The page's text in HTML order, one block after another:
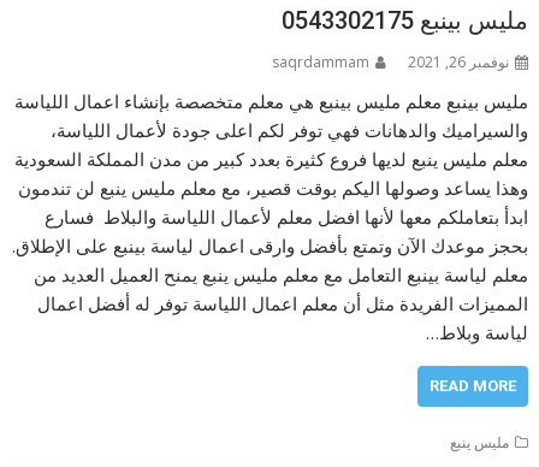
مليس بينبع 0543302175
نوفمبر 26, 2021 saqrdammam
مليس بينبع معلم مليس بينبع هي معلم متخصصة بإنشاء اعمال اللياسة
والسيراميك والدهانات فهي توفر لكم اعلى جودة لأعمال اللياسة،
معلم مليس ينبع لديها فروع كثيرة بعدد كبير من مدن المملكة السعودية
وهذا يساعد وصولها اليكم بوقت قصير، مع معلم مليس ينبع لن تندمون
ابدأ بتعاملكم معها لأنها افضل معلم لأعمال اللياسة والبلاط فسارع
بحجز موعدك الآن وتمتع بأفضل وارقى اعمال لياسة بينبع على الإطلاق.
معلم لياسة بينبع التعامل مع معلم مليس ينبع يمنح العميل العديد من
المميزات الفريدة مثل أن معلم اعمال اللياسة توفر له أفضل اعمال
لياسة وبلاط…
READ MORE
مليس ينبع